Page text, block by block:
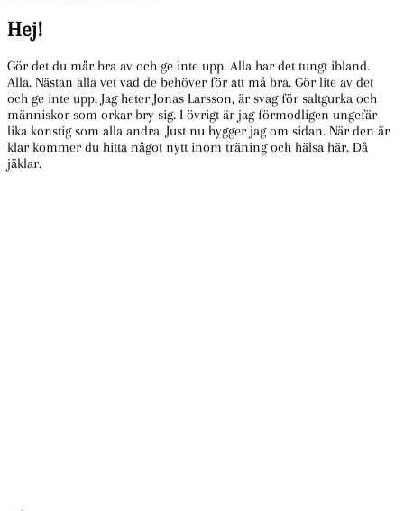
Hej!
Gör det du mår bra av och ge inte upp. Alla har det tungt ibland.
Alla. Nästan alla vet vad de behöver för att må bra. Gör lite av det
och ge inte upp. Jag heter Jonas Larsson, är svag för saltgurka och
människor som orkar bry sig. I övrigt är jag förmodligen ungefär
lika konstig som alla andra. Just nu bygger jag om sidan. När den är
klar kommer du hitta något nytt inom träning och hälsa här. Då
jäklar.